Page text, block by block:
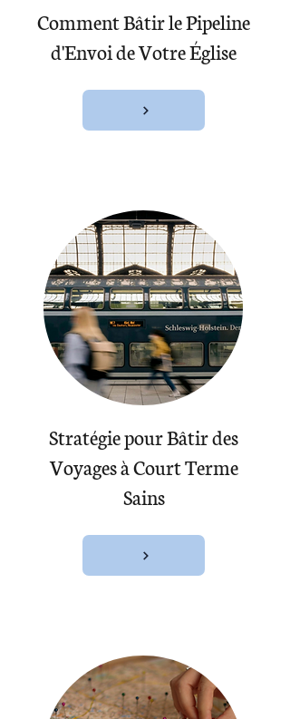
Comment Bâtir le Pipeline
d'Envoi de Votre Église
Stratégie pour Bâtir des
Voyages à Court Terme
Sains